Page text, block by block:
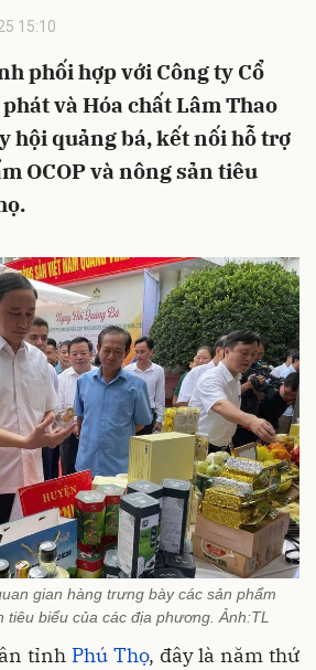
15:10
phối hợp với Công ty Cổ
và Hóa chất Lâm Thao
hội quảng bá, kết nối hỗ trợ
OCOP và nông sản tiêu
gian hàng trưng bày các sản phẩm
tiêu biểu của các địa phương. Ảnh:TL
tỉnh Phú Thọ, đây là năm thứ